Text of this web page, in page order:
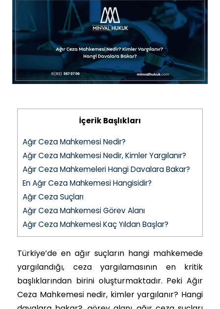
İçerik Başlıkları
Ağır Ceza Mahkemesi Nedir?
Ağır Ceza Mahkemesi Nedir, Kimler Yargılanır?
Ağır Ceza Mahkemeleri Hangi Davalara Bakar?
En Ağır Ceza Mahkemesi Hangisidir?
Ağır Ceza Suçları
Ağır Ceza Mahkemesi Görev Alanı
Ağır Ceza Mahkemesi Kaç Yıldan Başlar?
Türkiye’de en ağır suçların hangi mahkemede
yargılandığı, ceza yargılamasının en kritik
başlıklarından birini oluşturmaktadır. Peki Ağır
Ceza Mahkemesi nedir, kimler yargılanır? Hangi